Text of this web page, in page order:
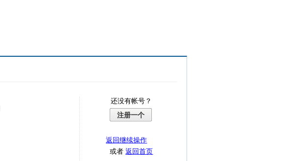
还没有帐号？
注册一个
返回继续操作
或者返回首页